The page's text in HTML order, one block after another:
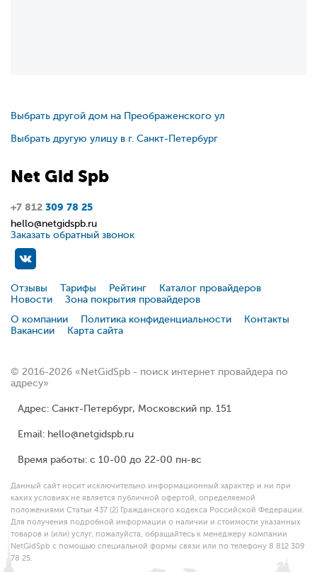
Выбрать другой дом на Преображенского ул
Выбрать другую улицу в г. Санкт-Петербург
Net Gid Spb
+7 812 309 78 25
hello@netgidspb.ru
Заказать обратный звонок
Отзывы Тарифы Рейтинг
Каталог провайдеров
Новости
Зона покрытия провайдеров
О компании
Политика конфиденциальности
Контакты
Вакансии
Карта сайта
© 2016-2026 «NetGidSpb - поиск интернет провайдера по
адресу»
Адрес: Санкт-Петербург, Московский пр. 151
Email: hello@netgidspb.ru
Время работы: с 10-00 до 22-00 пн-вс
Данный сайт носит исключительно информационный характер и ни при
каких условиях не является публичной офертой, определяемой
положениями Статьи 437 (2) Гражданского кодекса Российской Федерации.
Для получения подробной информации о наличии и стоимости указанных
товаров и (или) услуг, пожалуйста, обращайтесь к менеджеру компании
NetGidSpb с помощью специальной формы связи или по телефону 8 812 309
78 25.